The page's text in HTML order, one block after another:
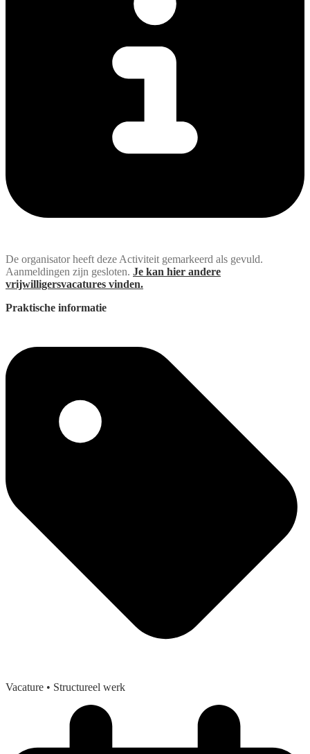
De organisator heeft deze Activiteit gemarkeerd als gevuld.
Aanmeldingen zijn gesloten. Je kan hier andere
vrijwilligersvacatures vinden.
Praktische informatie
Vacature • Structureel werk